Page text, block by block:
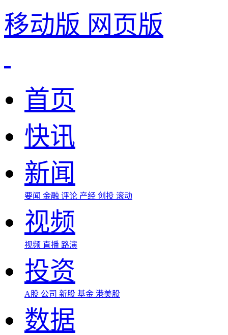
移动版 网页版
首页
快讯
新闻
要闻 金融 评论 产经 创投 滚动
视频
视频 直播 路演
投资
A股 公司 新股 基金 港美股
数据